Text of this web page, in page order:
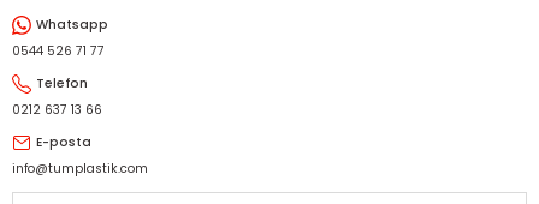
Whatsapp
0544 526 71 77
Telefon
0212 637 13 66
E-posta
info@tumplastik.com